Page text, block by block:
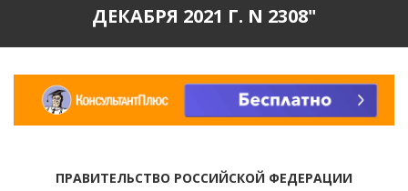
ДЕКАБРЯ 2021 Г. N 2308"
ПРАВИТЕЛЬСТВО РОССИЙСКОЙ ФЕДЕРАЦИИ